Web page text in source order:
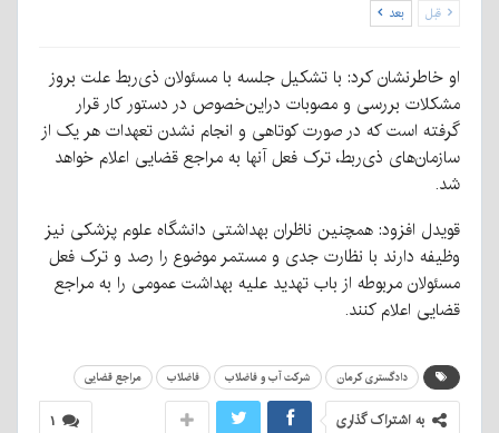
قبل بعد
او خاطرنشان کرد: با تشکیل جلسه با مسئولان ذی‌ربط علت بروز
مشکلات بررسی و مصوبات دراین‌خصوص در دستور کار قرار
گرفته است که در صورت کوتاهی و انجام نشدن تعهدات هر یک از
سازمان‌های ذی‌ربط، ترک فعل آنها به مراجع قضایی اعلام خواهد
شد.
قویدل افزود: همچنین ناظران بهداشتی دانشگاه علوم پزشکی نیز
وظیفه دارند با نظارت جدی و مستمر موضوع را رصد و ترک فعل
مسئولان مربوطه از باب تهدید علیه بهداشت عمومی را به مراجع
قضایی اعلام کنند.
دادگستری کرمان شرکت آب و فاضلاب فاضلاب مراجع قضایی
۱ به اشتراک گذاری